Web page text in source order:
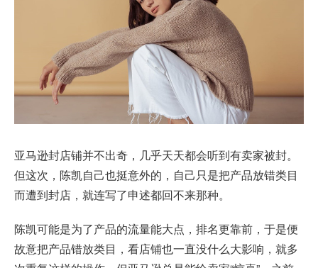
亚马逊封店铺并不出奇，几乎天天都会听到有卖家被封。
但这次，陈凯自己也挺意外的，自己只是把产品放错类目
而遭到封店，就连写了申述都回不来那种。
陈凯可能是为了产品的流量能大点，排名更靠前，于是便
故意把产品错放类目，看店铺也一直没什么大影响，就多